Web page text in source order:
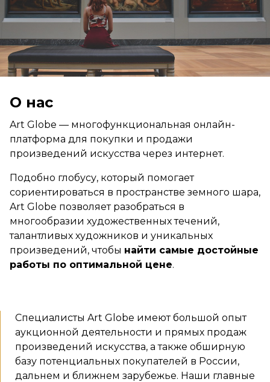
О нас
Art Globe — многофункциональная онлайн-
платформа для покупки и продажи
произведений искусства через интернет.
Подобно глобусу, который помогает
сориентироваться в пространстве земного шара,
Art Globe позволяет разобраться в
многообразии художественных течений,
талантливых художников и уникальных
произведений, чтобы найти самые достойные
работы по оптимальной цене.
Специалисты Art Globe имеют большой опыт
аукционной деятельности и прямых продаж
произведений искусства, а также обширную
базу потенциальных покупателей в России,
дальнем и ближнем зарубежье. Наши главные